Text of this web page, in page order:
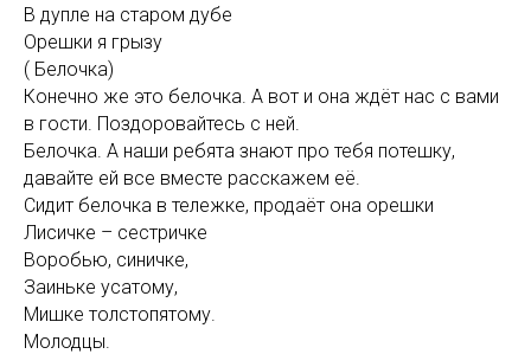
В дупле на старом дубе
Орешки я грызу
( Белочка)
Конечно же это белочка. А вот и она ждёт нас с вами
в гости. Поздоровайтесь с ней.
Белочка. А наши ребята знают про тебя потешку,
давайте ей все вместе расскажем её.
Сидит белочка в тележке, продаёт она орешки
Лисичке – сестричке
Воробью, синичке,
Заиньке усатому,
Мишке толстопятому.
Молодцы.